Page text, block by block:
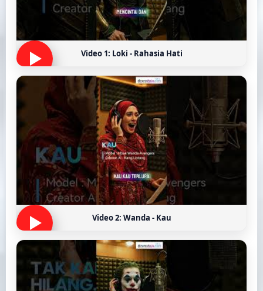
Video 1: Loki - Rahasia Hati
Video 2: Wanda - Kau